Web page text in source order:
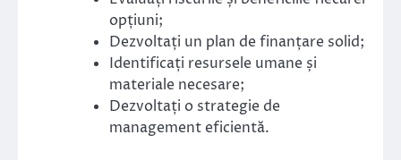
opțiuni;
Dezvoltați un plan de finanțare solid;
Identificați resursele umane și
materiale necesare;
Dezvoltați o strategie de
management eficientă.